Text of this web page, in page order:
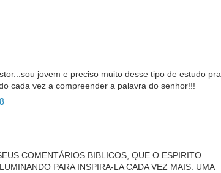
jovem e preciso muito desse tipo de estudo pra
cada vez a compreender a palavra do senhor!!!
COMENTÁRIOS BIBLICOS, QUE O ESPIRITO
PARA INSPIRA-LA CADA VEZ MAIS. UMA